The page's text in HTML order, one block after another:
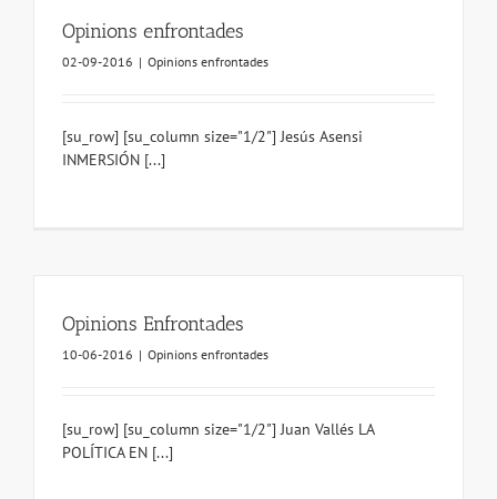
Opinions enfrontades
02-09-2016 | Opinions enfrontades
[su_row] [su_column size="1/2"] Jesús Asensi
INMERSIÓN [...]
Opinions Enfrontades
10-06-2016 | Opinions enfrontades
[su_row] [su_column size="1/2"] Juan Vallés LA
POLÍTICA EN [...]